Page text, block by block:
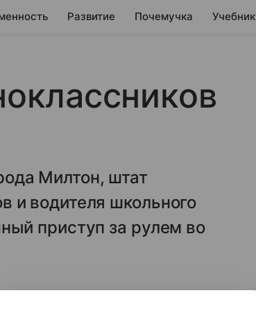
Развитие Почемучка Учебник
Милтон, штат
и водителя школьного
приступ за рулем во
штат Вашингтон,